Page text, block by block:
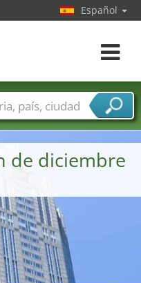
de diciembre
Español
toggle
Ciudades